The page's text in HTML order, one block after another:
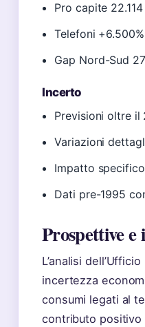
Pro capite
Telefoni
Gap Nord-Sud
Incerto
Previsioni oltre
Variazioni
Impatto
Dati pre-1995
Prospettive
L’analisi
incertezza
consumi legati al
contributo positivo